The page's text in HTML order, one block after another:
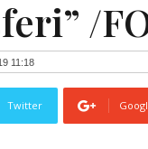
/
11:18
Twitter